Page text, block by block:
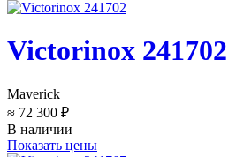
Victorinox 241702
Maverick
≈ 72 300 ₽
В наличии
Показать цены